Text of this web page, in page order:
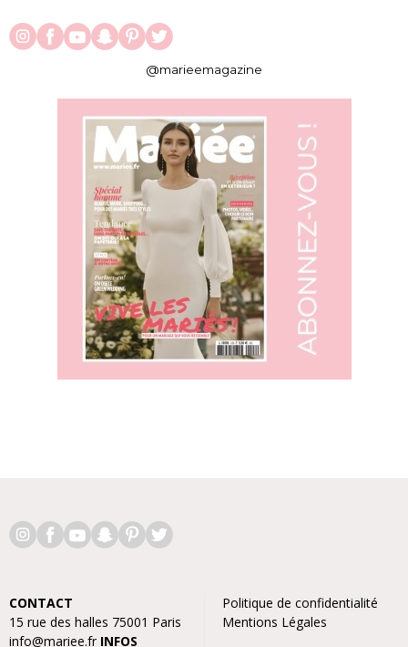
@marieemagazine
CONTACT
15 rue des halles 75001 Paris
info@mariee.fr INFOS
Politique de confidentialité
Mentions Légales